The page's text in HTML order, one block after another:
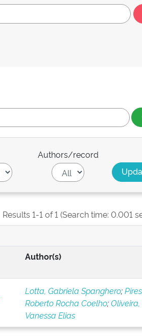
Authors/record
Results 1-1 of 1 (Search time: 0.001
Author(s)
Lotta, Gabriela Spanghero;
Roberto Rocha Coelho;Oliveira,
Vanessa Elias